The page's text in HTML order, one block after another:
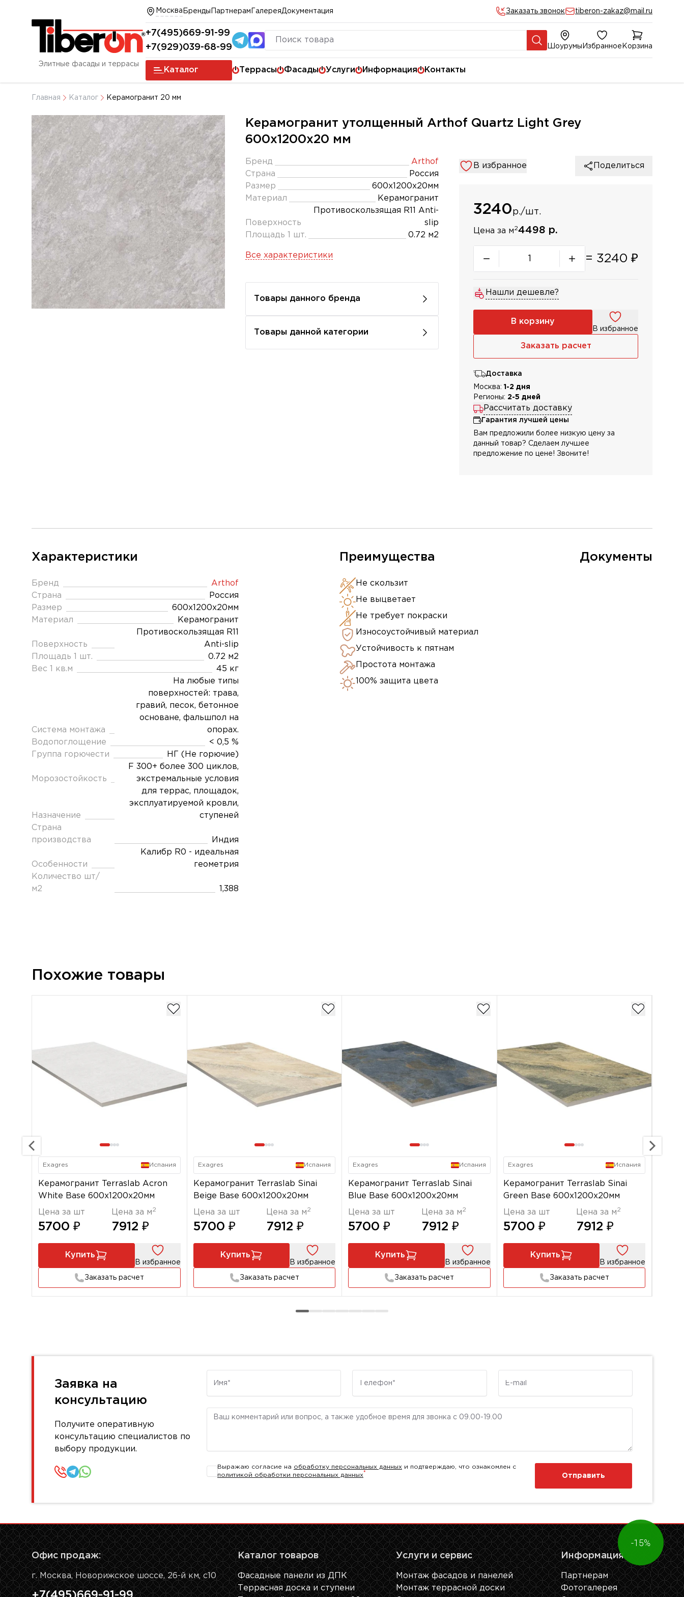
Элитные фасады и террасы
Москва Бренды Партнерам ГалереяДокументация Заказать звонок tiberon-zakaz@mail.ru
+7(495)669-91-99
+7(929)039-68-99
Шоурумы Избранное Корзина
Каталог Террасы Фасады Услуги Информация Контакты
Главная Каталог Керамогранит 20 мм
Керамогранит утолщенный Arthof Quartz Light Grey
600x1200х20 мм
Бренд
Arthof
Страна
Россия
Размер
600x1200x20мм
Материал
Керамогранит
Поверхность
Противоскользящая R11 Anti-
slip
Площадь 1 шт.
0.72 м2
Все характеристики
Товары данного бренда
Товары данной категории
В избранное Поделиться
3240р./шт.
Цена за м24498 р.
= 3240 ₽
Нашли дешевле?
В корзину
В избранное
Заказать расчет
Доставка
Москва: 1-2 дня
Регионы: 2-5 дней
Рассчитать доставку
Гарантия лучшей цены
Вам предложили более низкую цену за
данный товар? Сделаем лучшее
предложение по цене! Звоните!
Характеристики
Бренд
Arthof
Страна
Россия
Размер
600x1200x20мм
Материал
Керамогранит
Поверхность
Противоскользящая R11
Anti-slip
Площадь 1 шт.
0.72 м2
Вес 1 кв.м
45 кг
Система монтажа
На любые типы
поверхностей: трава,
гравий, песок, бетонное
основане, фальшпол на
опорах.
Водопоглощение
< 0,5 %
Группа горючести
НГ (Не горючие)
Морозостойкость
F 300+ более 300 циклов,
экстремальные условия
Назначение
для террас, площадок,
эксплуатируемой кровли,
ступеней
Страна
производства
Индия
Особенности
Калибр R0 - идеальная
геометрия
Количество шт/
м2
1,388
Преимущества
Не скользит
Не выцветает
Не требует покраски
Износоустойчивый материал
Устойчивость к пятнам
Простота монтажа
100% защита цвета
Документы
Похожие товары
Exagres Испания
Керамогранит Terraslab Acron
White Base 600x1200х20мм
Цена за шт
5700 ₽
Цена за м2
7912 ₽
Купить
В избранное
Заказать расчет
Exagres Испания
Керамогранит Terraslab Sinai
Beige Base 600x1200х20мм
Цена за шт
5700 ₽
Цена за м2
7912 ₽
Купить
В избранное
Заказать расчет
Exagres Испания
Керамогранит Terraslab Sinai
Blue Base 600x1200х20мм
Цена за шт
5700 ₽
Цена за м2
7912 ₽
Купить
В избранное
Заказать расчет
Exagres Испания
Керамогранит Terraslab Sinai
Green Base 600x1200х20мм
Цена за шт
5700 ₽
Цена за м2
7912 ₽
Купить
В избранное
Заказать расчет
Заявка на
консультацию
Получите оперативную
консультацию специалистов по
выбору продукции.
Комментарий
Выражаю согласие на обработку персональных данных и подтверждаю, что ознакомлен с
политикой обработки персональных данных*
Отправить
Офис продаж:
г. Москва, Новорижское шоссе, 26-й км, с10
Каталог товаров
Фасадные панели из ДПК
Террасная доска и ступени
Услуги и сервис
Монтаж фасадов и панелей
Монтаж террасной доски
Информация
Партнерам
Фотогалерея
-15%